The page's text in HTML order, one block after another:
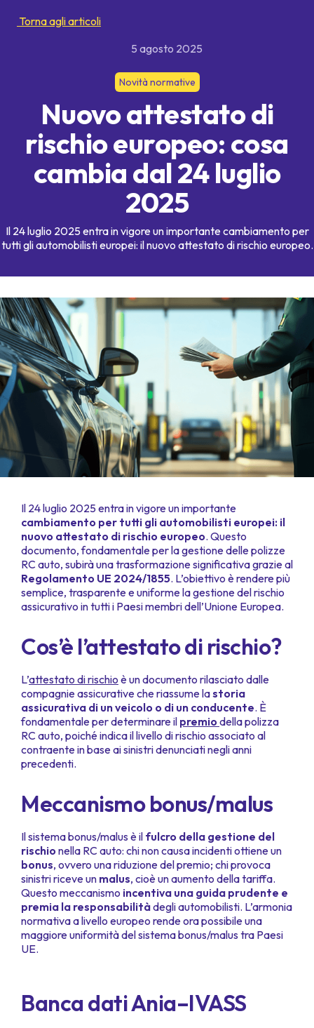
Torna agli articoli
5 agosto 2025
Novità normative
Nuovo attestato di
rischio europeo: cosa
cambia dal 24 luglio
2025
Il 24 luglio 2025 entra in vigore un importante cambiamento per
tutti gli automobilisti europei: il nuovo attestato di rischio europeo.
Il 24 luglio 2025 entra in vigore un importante
cambiamento per tutti gli automobilisti europei: il
nuovo attestato di rischio europeo. Questo
documento, fondamentale per la gestione delle polizze
RC auto, subirà una trasformazione significativa grazie al
Regolamento UE 2024/1855. L’obiettivo è rendere più
semplice, trasparente e uniforme la gestione del rischio
assicurativo in tutti i Paesi membri dell’Unione Europea.
Cos’è l’attestato di rischio?
L’attestato di rischio è un documento rilasciato dalle
compagnie assicurative che riassume lastoria
assicurativa di un veicolo o di un conducente. È
fondamentale per determinare il premio della polizza
RC auto, poiché indica il livello di rischio associato al
contraente in base ai sinistri denunciati negli anni
precedenti.
Meccanismo bonus/malus
Il sistema bonus/malus è il fulcro della gestione del
rischio nella RC auto: chi non causa incidenti ottiene un
bonus, ovvero una riduzione del premio; chi provoca
sinistri riceve un malus, cioè un aumento della tariffa.
Questo meccanismo incentiva una guida prudente e
premia la responsabilitàdegli automobilisti. L’armonia
normativa a livello europeo rende ora possibile una
maggiore uniformità del sistema bonus/malus tra Paesi
UE.
Banca dati Ania–IVASS